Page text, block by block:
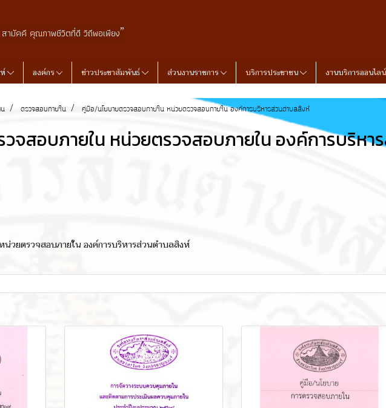
สามัคคี คุณภาพชีวิตที่ดี วิถีพอเพียง”
องค์กร ข่าวประชาสัมพันธ์ ส่วนงานราชการ บริการประชาชน งานบริการออนไลน์
น ตรวจสอบภายใน คู่มือ/นโยบายตรวจสอบภายใน หน่วยตรวจสอบภายใน องค์การบริหารส่วนตำบลสิงห์
จสอบภายใน หน่วยตรวจสอบภายใน องค์การบริหา
วยตรวจสอบภายใน องค์การบริหารส่วนตำบลสิงห์